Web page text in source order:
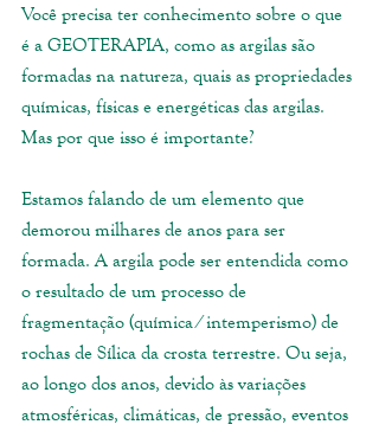
Você precisa ter conhecimento sobre o que
é a GEOTERAPIA, como as argilas são
formadas na natureza, quais as propriedades
químicas, físicas e energéticas das argilas.
Mas por que isso é importante?
Estamos falando de um elemento que
demorou milhares de anos para ser
formada. A argila pode ser entendida como
o resultado de um processo de
fragmentação (química ⁄ intemperismo) de
rochas de Sílica da crosta terrestre. Ou seja,
ao longo dos anos, devido às variações
atmosféricas, climáticas, de pressão, eventos